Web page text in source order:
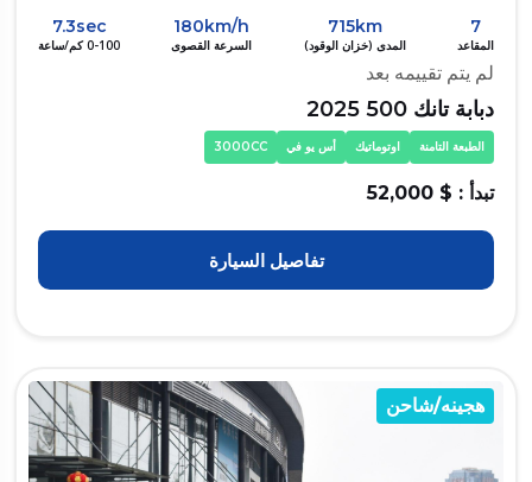
7
المقاعد
715km
المدى (خزان الوقود)
180km/h
السرعة القصوى
7.3sec
0-100 كم/ساعة
لم يتم تقييمه بعد
دبابة تانك 500 2025
الطبعة التامنة اوتوماتيك أس يو في 3000CC
تبدأ : $ 52,000
تفاصيل السيارة
هجينه/شاحن